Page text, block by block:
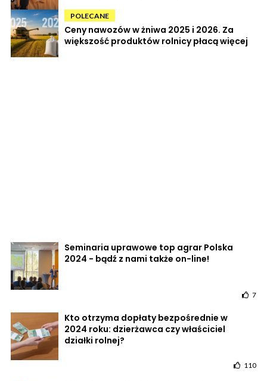
POLECANE
Ceny nawozów w żniwa 2025 i 2026. Za
większość produktów rolnicy płacą więcej
Seminaria uprawowe top agrar Polska
2024 - bądź z nami także on-line!
7
Kto otrzyma dopłaty bezpośrednie w
2024 roku: dzierżawca czy właściciel
działki rolnej?
110